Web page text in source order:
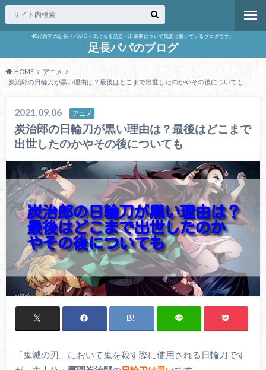
40代前半の足長パパが日々気になる話題・出来事について気楽に書いているブログです。
足長パパのブログ
HOME
アニメ
炭治郎の日輪刀が黒い理由は？最後はどこまで出世したのかやその後についても
2021.09.06 アニメ
炭治郎の日輪刀が黒い理由は？最後はどこまで
出世したのかやその後についても
「鬼滅の刃」において鬼を殺す際に使用される日輪刀です